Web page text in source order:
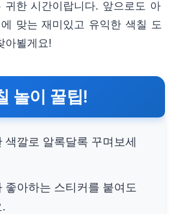
귀한 시간이랍니다. 앞으로도 아
맞는 재미있고 유익한 색칠 도
아뵐게요!
놀이 꿀팁!
색깔로 알록달록 꾸며보세
좋아하는 스티커를 붙여도